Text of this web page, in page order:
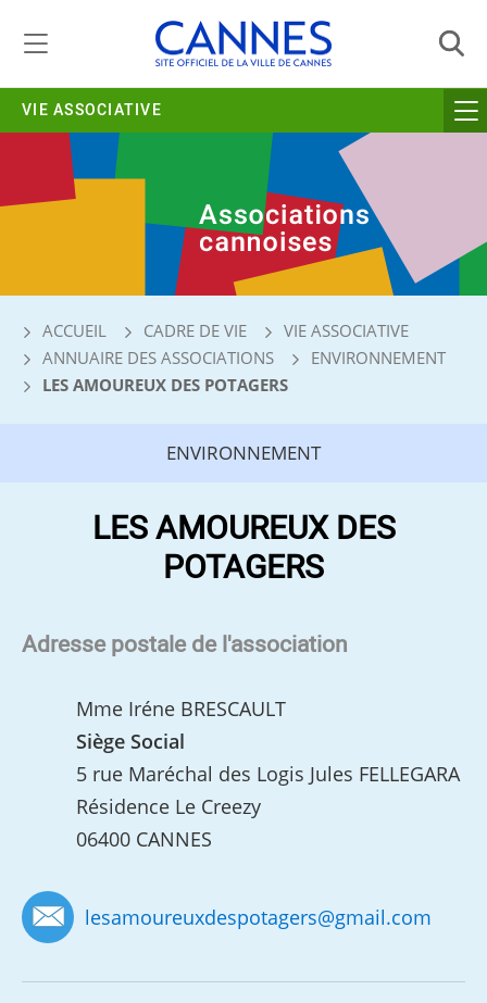
VIE ASSOCIATIVE
ACCUEIL CADRE DE VIE
VIE ASSOCIATIVE
ANNUAIRE DES ASSOCIATIONS
ENVIRONNEMENT
LES AMOUREUX DES POTAGERS
ENVIRONNEMENT
LES AMOUREUX DES
POTAGERS
Adresse postale de l'association
Mme Iréne BRESCAULT
Siège Social
5 rue Maréchal des Logis Jules FELLEGARA
Résidence Le Creezy
06400 CANNES
lesamoureuxdespotagers@gmail.com